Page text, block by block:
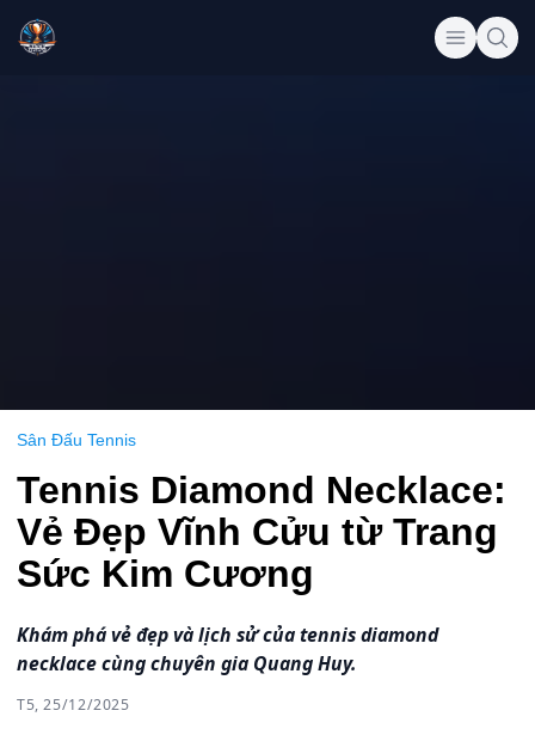
Sân Đấu Tennis
Tennis Diamond Necklace:
Vẻ Đẹp Vĩnh Cửu từ Trang
Sức Kim Cương
Khám phá vẻ đẹp và lịch sử của tennis diamond
necklace cùng chuyên gia Quang Huy.
T5, 25/12/2025